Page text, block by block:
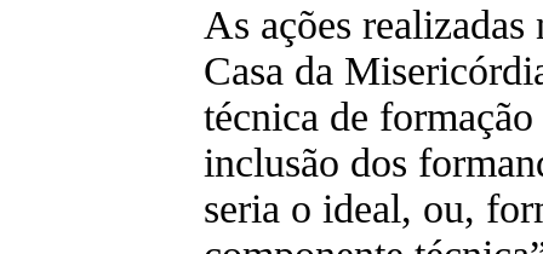
As ações
Casa da
técnica de
inclusão dos
seria o ideal, ou,